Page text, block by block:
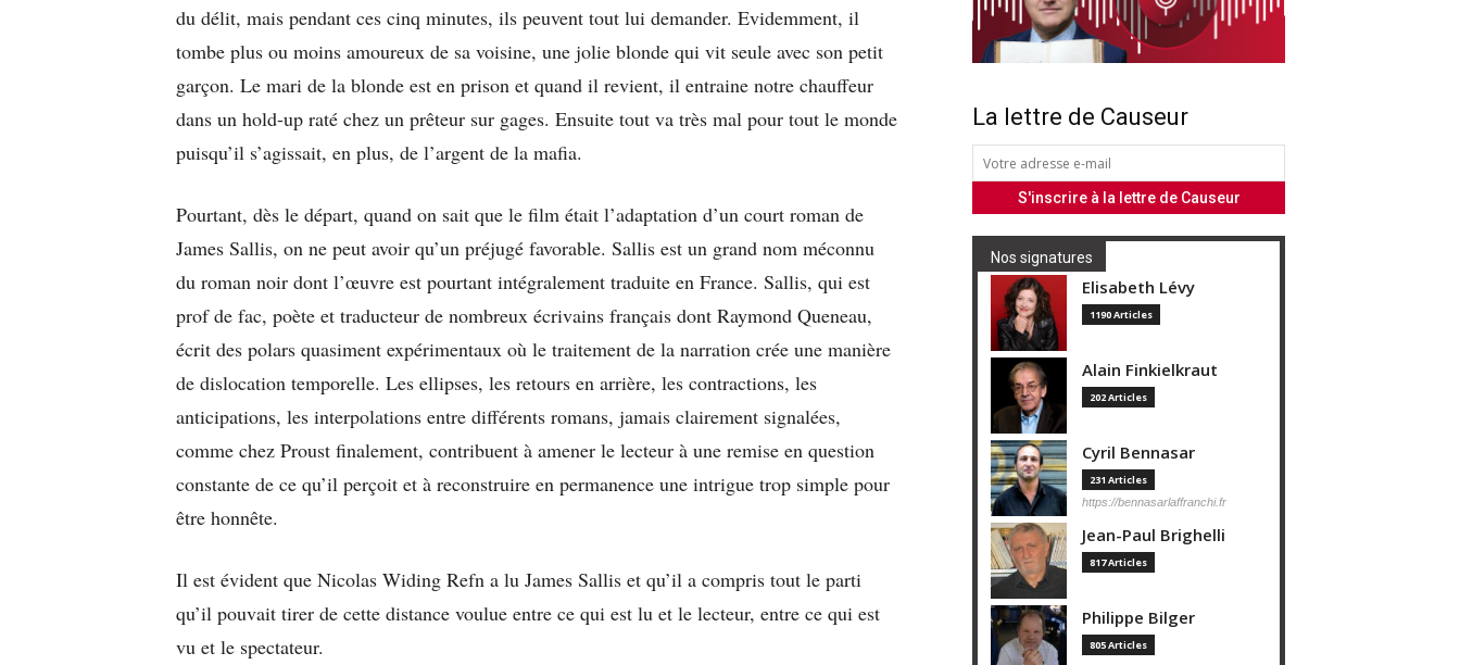
du délit, mais pendant ces cinq minutes, ils peuvent tout lui demander. Evidemment, il
tombe plus ou moins amoureux de sa voisine, une jolie blonde qui vit seule avec son petit
garçon. Le mari de la blonde est en prison et quand il revient, il entraine notre chauffeur
dans un hold-up raté chez un prêteur sur gages. Ensuite tout va très mal pour tout le monde
puisqu’il s’agissait, en plus, de l’argent de la mafia.
Pourtant, dès le départ, quand on sait que le film était l’adaptation d’un court roman de
James Sallis, on ne peut avoir qu’un préjugé favorable. Sallis est un grand nom méconnu
du roman noir dont l’œuvre est pourtant intégralement traduite en France. Sallis, qui est
prof de fac, poète et traducteur de nombreux écrivains français dont Raymond Queneau,
écrit des polars quasiment expérimentaux où le traitement de la narration crée une manière
de dislocation temporelle. Les ellipses, les retours en arrière, les contractions, les
anticipations, les interpolations entre différents romans, jamais clairement signalées,
comme chez Proust finalement, contribuent à amener le lecteur à une remise en question
constante de ce qu’il perçoit et à reconstruire en permanence une intrigue trop simple pour
être honnête.
Il est évident que Nicolas Widing Refn a lu James Sallis et qu’il a compris tout le parti
qu’il pouvait tirer de cette distance voulue entre ce qui est lu et le lecteur, entre ce qui est
vu et le spectateur.
La lettre de Causeur
Nos signatures
Elisabeth Lévy
1190 Articles
Alain Finkielkraut
202 Articles
Cyril Bennasar
231 Articles
https://bennasarlaffranchi.fr
Jean-Paul Brighelli
817 Articles
Philippe Bilger
805 Articles